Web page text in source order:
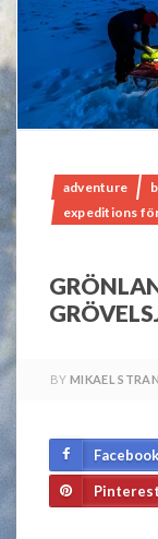
adventure
expeditions
BY MIKAEL
Facebook
Pinterest